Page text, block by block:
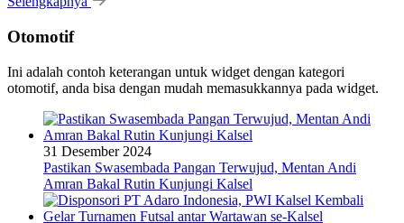
Otomotif
Ini adalah contoh keterangan untuk widget dengan kategori
otomotif, anda bisa dengan mudah memasukkannya pada widget.
31 Desember 2024
Pastikan Swasembada Pangan Terwujud, Mentan Andi
Amran Bakal Rutin Kunjungi Kalsel